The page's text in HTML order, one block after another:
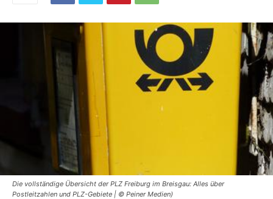
Die vollständige Übersicht der PLZ Freiburg im Breisgau: Alles über
Postleitzahlen und PLZ-Gebiete | © Peiner Medien)